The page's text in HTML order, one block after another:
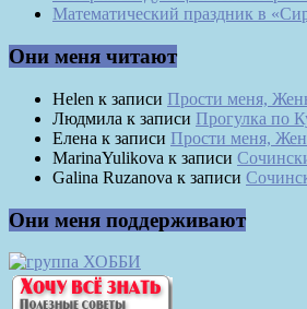
Математический праздник в
Они меня читают
Helen к записи Прости меня,
Людмила к записи Прогулка по
Елена к записи Прости меня,
MarinaYulikova к записи
Galina Ruzanova к записи
Они меня поддерживают